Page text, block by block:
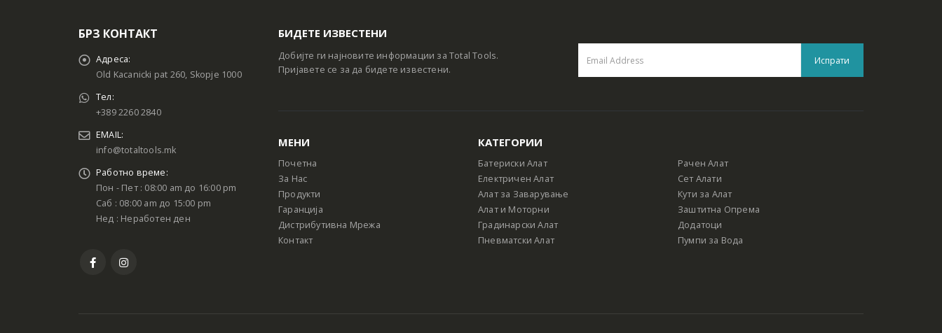
БРЗ КОНТАКТ
Адреса:
Old Kacanicki pat 260, Skopje 1000
Тел:
+389 2260 2840
EMAIL:
info@totaltools.mk
Работно време:
Пон - Пет : 08:00 am до 16:00 pm
Саб : 08:00 am до 15:00 pm
Нед : Неработен ден
БИДЕТЕ ИЗВЕСТЕНИ
Добијте ги најновите информации за Total Tools.
Пријавете се за да бидете известени.
МЕНИ
Почетна
За Нас
Продукти
Гаранција
Дистрибутивна Мрежа
Контакт
КАТЕГОРИИ
Батериски Алат
Електричен Алат
Алат за Заварување
Алат и Моторни
Градинарски Алат
Пневматски Алат
Рачен Алат
Сет Алати
Кути за Алат
Заштитна Опрема
Додатоци
Пумпи за Вода